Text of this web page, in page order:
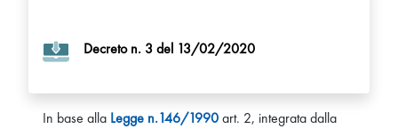
Decreto n. 3 del 13/02/2020
In base alla Legge n.146/1990art. 2, integrata dalla